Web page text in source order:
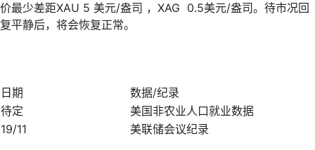
价最少差距XAU 5 美元/盎司 ，XAG 0.5美元/盎司。待市况回
复平静后，将会恢复正常。
日期
数据/纪录
待定
美国非农业人口就业数据
19/11
美联储会议纪录